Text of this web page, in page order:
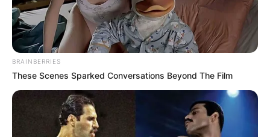
BRAINBERRIES
These Scenes Sparked Conversations Beyond The Film